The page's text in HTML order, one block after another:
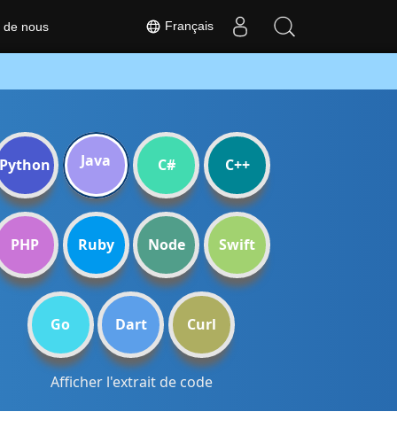
Python Java C# C++
PHP Ruby Node Swift
Go Dart Curl
Afficher l'extrait de code
Français
de nous